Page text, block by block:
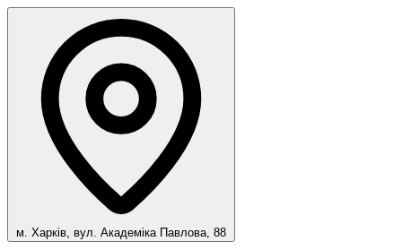
м. Харків, вул. Академіка Павлова, 88